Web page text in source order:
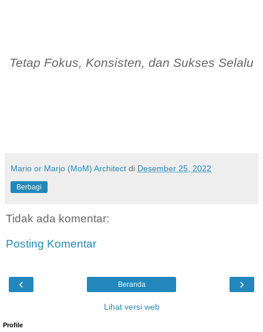
Tetap Fokus, Konsisten, dan Sukses Selalu
Mario or Marjo (MoM) Architect di Desember 25, 2022
Berbagi
Tidak ada komentar:
Posting Komentar
‹ ›
Beranda
Lihat versi web
Profile